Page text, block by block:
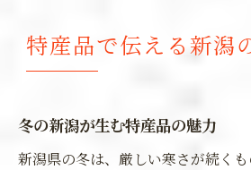
特産品で伝える新潟
冬の新潟が生む特産品の魅力
新潟県の冬は、厳しい寒さが続く